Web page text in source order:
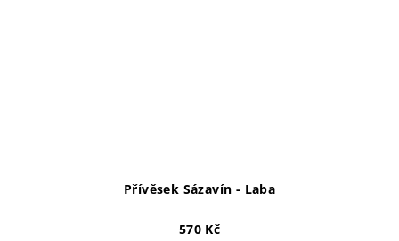
Přívěsek Sázavín - Laba
570 Kč